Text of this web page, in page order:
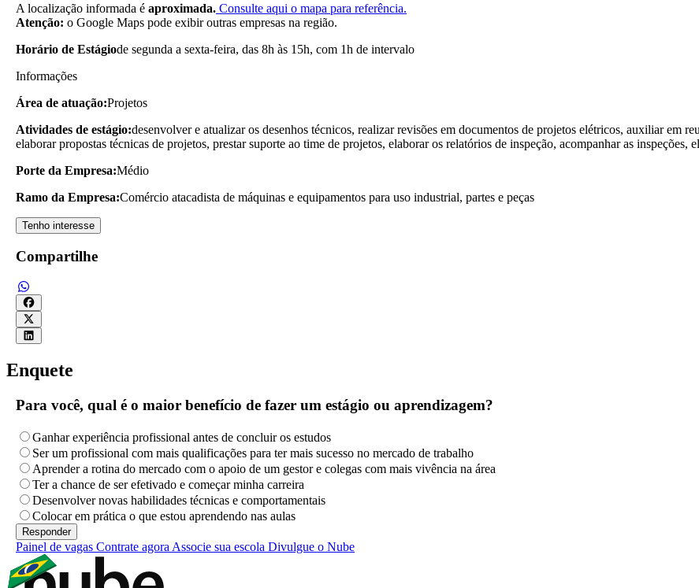
A localização informada é aproximada. Consulte aqui o mapa para referência.
Atenção: o Google Maps pode exibir outras empresas na região.
Horário de Estágiode segunda a sexta-feira, das 8h às 15h, com 1h de intervalo
Informações
Área de atuação:Projetos
Atividades de estágio:desenvolver e atualizar os desenhos técnicos, realizar revisões em documentos de projetos elétricos, auxiliar em
elaborar propostas técnicas de projetos, prestar suporte ao time de projetos, elaborar os relatórios de inspeção, acompanhar as inspeções,
Porte da Empresa:Médio
Ramo da Empresa:Comércio atacadista de máquinas e equipamentos para uso industrial, partes e peças
Tenho interesse
Compartilhe
Enquete
Para você, qual é o maior benefício de fazer um estágio ou aprendizagem?
Ganhar experiência profissional antes de concluir os estudos
Ser um profissional com mais qualificações para ter mais sucesso no mercado de trabalho
Aprender a rotina do mercado com o apoio de um gestor e colegas com mais vivência na área
Ter a chance de ser efetivado e começar minha carreira
Desenvolver novas habilidades técnicas e comportamentais
Colocar em prática o que estou aprendendo nas aulas
Painel de vagas Contrate agora Associe sua escola Divulgue o Nube